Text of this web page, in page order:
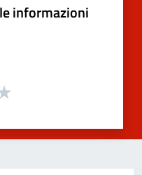
informazioni